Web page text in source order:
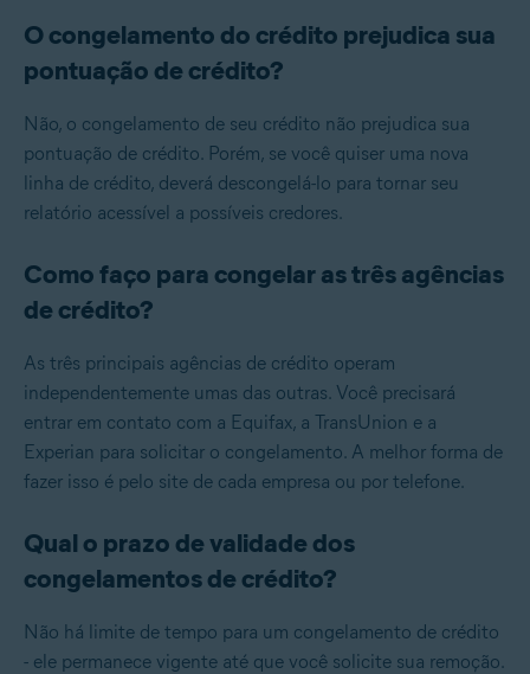
O congelamento do crédito prejudica sua
pontuação de crédito?
Não, o congelamento de seu crédito não prejudica sua
pontuação de crédito. Porém, se você quiser uma nova
linha de crédito, deverá descongelá-lo para tornar seu
relatório acessível a possíveis credores.
Como faço para congelar as três agências
de crédito?
As três principais agências de crédito operam
independentemente umas das outras. Você precisará
entrar em contato com a Equifax, a TransUnion e a
Experian para solicitar o congelamento. A melhor forma de
fazer isso é pelo site de cada empresa ou por telefone.
Qual o prazo de validade dos
congelamentos de crédito?
Não há limite de tempo para um congelamento de crédito
- ele permanece vigente até que você solicite sua remoção.